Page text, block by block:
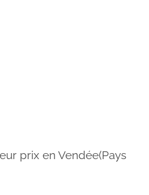
prix en Vendée(Pays